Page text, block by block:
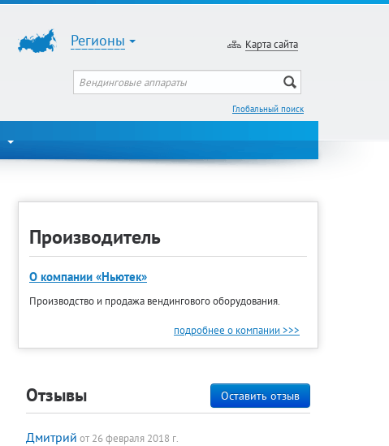
Регионы Карта сайта
Глобальный поиск
Производитель
О компании «Ньютек»
Производство и продажа вендингового оборудования.
подробнее о компании >>>
Оставить отзыв
Отзывы
Дмитрий от 26 февраля 2018 г.